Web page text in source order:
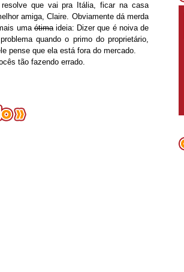
que vai pra Itália, ficar na casa
amiga, Claire. Obviamente dá merda
umaótimaideia: Dizer que é noiva de
quando o primo do proprietário,
pense que ela está fora do mercado.
tão fazendo errado.